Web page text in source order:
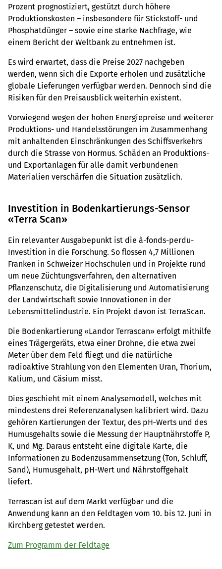
Prozent prognostiziert, gestützt durch höhere
Produktionskosten – insbesondere für Stickstoff- und
Phosphatdünger – sowie eine starke Nachfrage, wie
einem Bericht der Weltbank zu entnehmen ist.
Es wird erwartet, dass die Preise 2027 nachgeben
werden, wenn sich die Exporte erholen und zusätzliche
globale Lieferungen verfügbar werden. Dennoch sind die
Risiken für den Preisausblick weiterhin existent.
Vorwiegend wegen der hohen Energiepreise und weiterer
Produktions- und Handelsstörungen im Zusammenhang
mit anhaltenden Einschränkungen des Schiffsverkehrs
durch die Strasse von Hormus. Schäden an Produktions-
und Exportanlagen für alle damit verbundenen
Materialien verschärfen die Situation zusätzlich.
Investition in Bodenkartierungs-Sensor
«Terra Scan»
Ein relevanter Ausgabepunkt ist die à-fonds-perdu-
Investition in die Forschung. So flossen 4,7 Millionen
Franken in Schweizer Hochschulen und in Projekte rund
um neue Züchtungsverfahren, den alternativen
Pflanzenschutz, die Digitalisierung und Automatisierung
der Landwirtschaft sowie Innovationen in der
Lebensmittelindustrie. Ein Projekt davon ist TerraScan.
Die Bodenkartierung «Landor Terrascan» erfolgt mithilfe
eines Trägergeräts, etwa einer Drohne, die etwa zwei
Meter über dem Feld fliegt und die natürliche
radioaktive Strahlung von den Elementen Uran, Thorium,
Kalium, und Cäsium misst.
Dies geschieht mit einem Analysemodell, welches mit
mindestens drei Referenzanalysen kalibriert wird. Dazu
gehören Kartierungen der Textur, des pH‑Werts und des
Humusgehalts sowie die Messung der Hauptnährstoffe P,
K, und Mg. Daraus entsteht eine digitale Karte, die
Informationen zu Bodenzusammensetzung (Ton, Schluff,
Sand), Humusgehalt, pH-Wert und Nährstoffgehalt
liefert.
Terrascan ist auf dem Markt verfügbar und die
Anwendung kann an den Feldtagen vom 10. bis 12. Juni in
Kirchberg getestet werden.
Zum Programm der Feldtage